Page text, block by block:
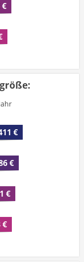
€
€
€
€
€